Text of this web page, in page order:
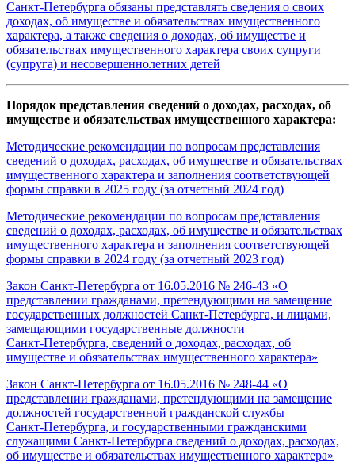
Санкт‑Петербурга обязаны представлять сведения о своих
доходах, об имуществе и обязательствах имущественного
характера, а также сведения о доходах, об имуществе и
обязательствах имущественного характера своих супруги
(супруга) и несовершеннолетних детей
Порядок представления сведений о доходах, расходах, об
имуществе и обязательствах имущественного характера:
Методические рекомендации по вопросам представления
сведений о доходах, расходах, об имуществе и обязательствах
имущественного характера и заполнения соответствующей
формы справки в 2025 году (за отчетный 2024 год)
Методические рекомендации по вопросам представления
сведений о доходах, расходах, об имуществе и обязательствах
имущественного характера и заполнения соответствующей
формы справки в 2024 году (за отчетный 2023 год)
Закон Санкт‑Петербурга от 16.05.2016 № 246-43 «О
представлении гражданами, претендующими на замещение
государственных должностей Санкт‑Петербурга, и лицами,
замещающими государственные должности
Санкт‑Петербурга, сведений о доходах, расходах, об
имуществе и обязательствах имущественного характера»
Закон Санкт‑Петербурга от 16.05.2016 № 248-44 «О
представлении гражданами, претендующими на замещение
должностей государственной гражданской службы
Санкт‑Петербурга, и государственными гражданскими
служащими Санкт‑Петербурга сведений о доходах, расходах,
об имуществе и обязательствах имущественного характера»